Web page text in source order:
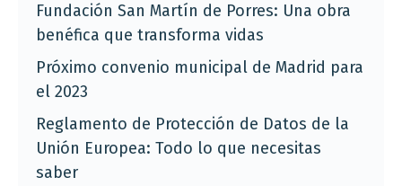
Fundación San Martín de Porres: Una obra
benéfica que transforma vidas
Próximo convenio municipal de Madrid para
el 2023
Reglamento de Protección de Datos de la
Unión Europea: Todo lo que necesitas
saber